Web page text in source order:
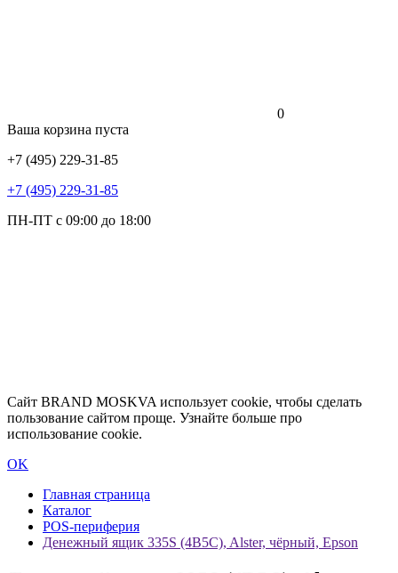
0
Ваша корзина пуста
+7 (495) 229-31-85
+7 (495) 229-31-85
ПН-ПТ с 09:00 до 18:00
Сайт BRAND MOSKVA использует cookie, чтобы сделать
пользование сайтом проще. Узнайте больше про
использование cookie.
OK
Главная страница
Каталог
POS-периферия
Денежный ящик 335S (4B5C), Alster, чёрный, Epson